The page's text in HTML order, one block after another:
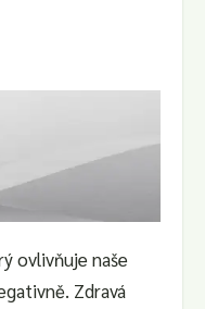
ovlivňuje naše
Zdravá